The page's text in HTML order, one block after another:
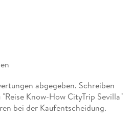
abgegeben. Schreiben
Know-How CityTrip Sevilla"
bei der Kaufentscheidung.